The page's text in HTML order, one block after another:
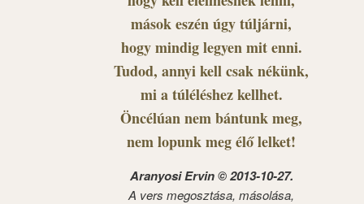
mások eszén úgy túljárni,
hogy mindig legyen mit enni.
Tudod, annyi kell csak nékünk,
mi a túléléshez kellhet.
Öncélúan nem bántunk meg,
nem lopunk meg élő lelket!
Aranyosi Ervin © 2013-10-27.
A vers megosztása, másolása,